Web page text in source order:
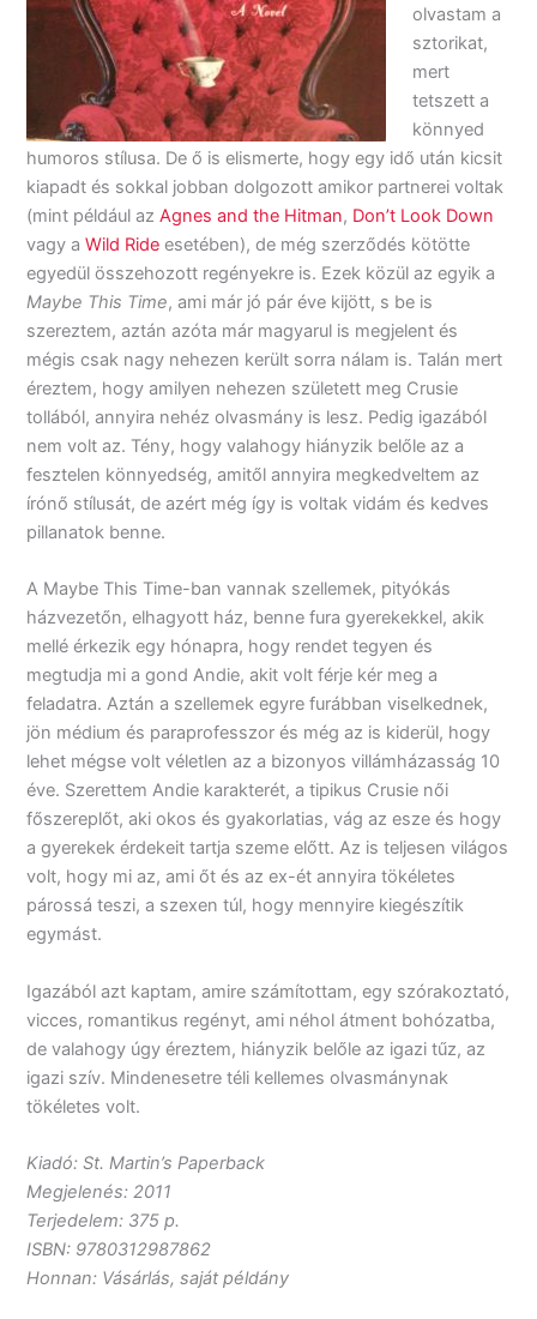
olvastam a
sztorikat,
mert
tetszett a
könnyed
humoros stílusa. De ő is elismerte, hogy egy idő után kicsit
kiapadt és sokkal jobban dolgozott amikor partnerei voltak
(mint például azAgnes and the Hitman, Don’t Look Down
vagy aWild Ride esetében), de még szerződés kötötte
egyedül összehozott regényekre is. Ezek közül az egyik a
Maybe This Time, ami már jó pár éve kijött, s be is
szereztem, aztán azóta már magyarul is megjelent és
mégis csak nagy nehezen került sorra nálam is. Talán mert
éreztem, hogy amilyen nehezen született meg Crusie
tollából, annyira nehéz olvasmány is lesz. Pedig igazából
nem volt az. Tény, hogy valahogy hiányzik belőle az a
fesztelen könnyedség, amitől annyira megkedveltem az
írónő stílusát, de azért még így is voltak vidám és kedves
pillanatok benne.
A Maybe This Time-ban vannak szellemek, pityókás
házvezetőn, elhagyott ház, benne fura gyerekekkel, akik
mellé érkezik egy hónapra, hogy rendet tegyen és
megtudja mi a gond Andie, akit volt férje kér meg a
feladatra. Aztán a szellemek egyre furábban viselkednek,
jön médium és paraprofesszor és még az is kiderül, hogy
lehet mégse volt véletlen az a bizonyos villámházasság 10
éve. Szerettem Andie karakterét, a tipikus Crusie női
főszereplőt, aki okos és gyakorlatias, vág az esze és hogy
a gyerekek érdekeit tartja szeme előtt. Az is teljesen világos
volt, hogy mi az, ami őt és az ex-ét annyira tökéletes
párossá teszi, a szexen túl, hogy mennyire kiegészítik
egymást.
Igazából azt kaptam, amire számítottam, egy szórakoztató,
vicces, romantikus regényt, ami néhol átment bohózatba,
de valahogy úgy éreztem, hiányzik belőle az igazi tűz, az
igazi szív. Mindenesetre téli kellemes olvasmánynak
tökéletes volt.
Kiadó: St. Martin’s Paperback
Megjelenés: 2011
Terjedelem: 375 p.
ISBN: 9780312987862
Honnan: Vásárlás, saját példány